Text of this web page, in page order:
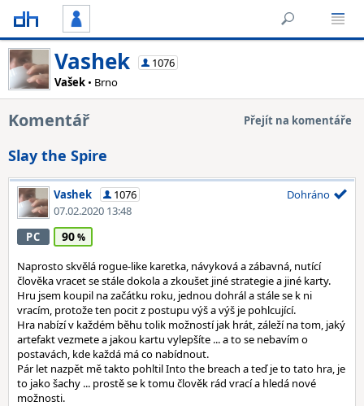
Vashek
1076
Vašek • Brno
Komentář Přejít na komentáře
Slay the Spire
Vashek
1076
07.02.2020 13:48
Dohráno
PC 90
Naprosto skvělá rogue-like karetka, návyková a zábavná, nutící
člověka vracet se stále dokola a zkoušet jiné strategie a jiné karty.
Hru jsem koupil na začátku roku, jednou dohrál a stále se k ni
vracím, protože ten pocit z postupu výš a výš je pohlcující.
Hra nabízí v každém běhu tolik možností jak hrát, záleží na tom, jaký
artefakt vezmete a jakou kartu vylepšíte ... a to se nebavím o
postavách, kde každá má co nabídnout.
Pár let nazpět mě takto pohltil Into the breach a teď je to tato hra, je
to jako šachy ... prostě se k tomu člověk rád vrací a hledá nové
možnosti.